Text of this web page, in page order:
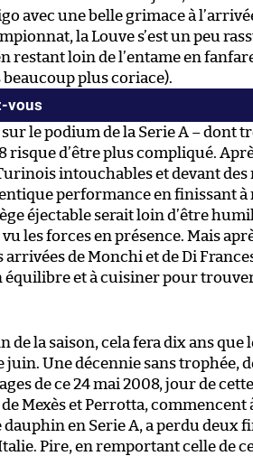
avec une belle grimace à
la Louve s’est un peu
restant loin de l’entame en
plus coriace).
vous
le podium de la Serie A – dont
risque d’être plus compliqué.
intouchables et devant des
performance en finissant à
éjectable serait loin d’être
les forces en présence. Mais
de Monchi et de Di
et à cuisiner pour
de la saison, cela fera dix ans que
Une décennie sans trophée,
de ce 24 mai 2008, jour de
Mexès et Perrotta, commencent
en Serie A, a perdu deux
Pire, en remportant celle de